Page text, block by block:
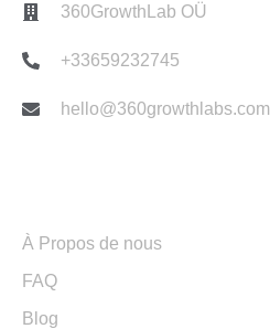
360GrowthLab OÜ
+33659232745
hello@360growthlabs.com
À Propos de nous
FAQ
Blog